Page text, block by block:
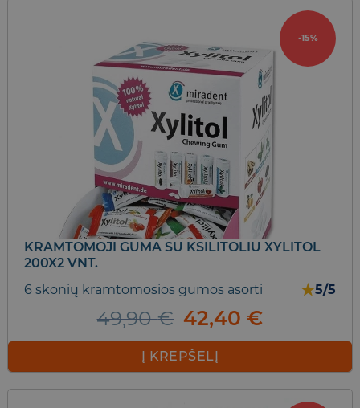
variants.
The
options
may
be
chosen
on
the
product
page
-15%
KRAMTOMOJI GUMA SU KSILITOLIU XYLITOL
200X2 VNT.
6 skonių kramtomosios gumos asorti
★5/5
49,90€ Original
price
was:
49,90 €.
42,40€Current
price
42,40 €.
Į KREPŠELĮ